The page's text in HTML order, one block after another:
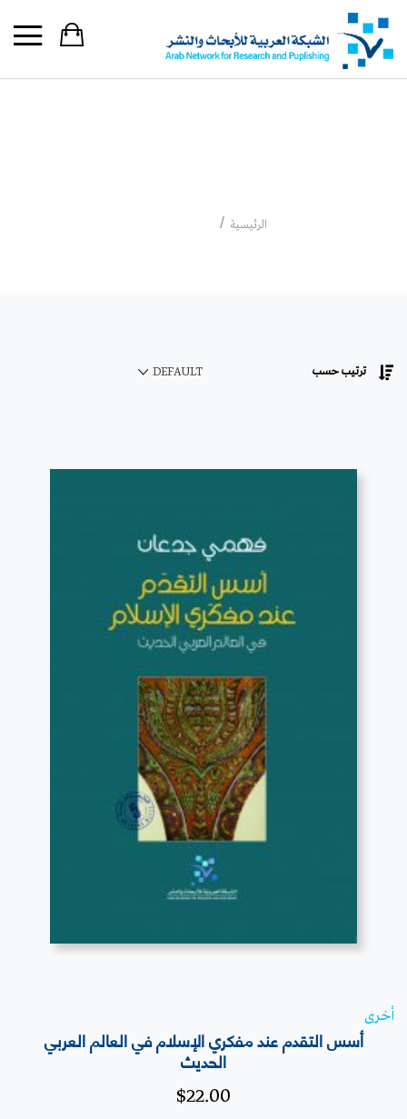
الرئيسية
ترتيب حسب DEFAULT
أخرى
أسس التقدم عند مفكري الإسلام في العالم العربي
الحديث
$22.00